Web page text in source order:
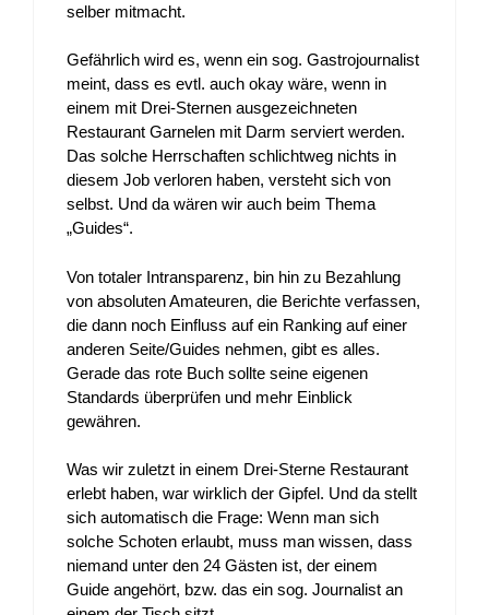
selber mitmacht.
Gefährlich wird es, wenn ein sog. Gastrojournalist
meint, dass es evtl. auch okay wäre, wenn in
einem mit Drei-Sternen ausgezeichneten
Restaurant Garnelen mit Darm serviert werden.
Das solche Herrschaften schlichtweg nichts in
diesem Job verloren haben, versteht sich von
selbst. Und da wären wir auch beim Thema
„Guides“.
Von totaler Intransparenz, bin hin zu Bezahlung
von absoluten Amateuren, die Berichte verfassen,
die dann noch Einfluss auf ein Ranking auf einer
anderen Seite/Guides nehmen, gibt es alles.
Gerade das rote Buch sollte seine eigenen
Standards überprüfen und mehr Einblick
gewähren.
Was wir zuletzt in einem Drei-Sterne Restaurant
erlebt haben, war wirklich der Gipfel. Und da stellt
sich automatisch die Frage: Wenn man sich
solche Schoten erlaubt, muss man wissen, dass
niemand unter den 24 Gästen ist, der einem
Guide angehört, bzw. das ein sog. Journalist an